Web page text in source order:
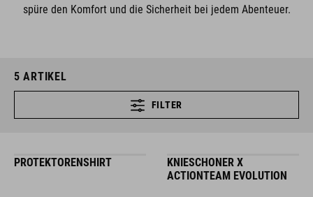
spüre den Komfort und die Sicherheit bei jedem Abenteuer.
5 ARTIKEL
FILTER
PROTEKTORENSHIRT
KNIESCHONER X
ACTIONTEAM EVOLUTION